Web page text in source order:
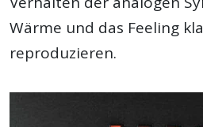
Wärme und das Feeling
reproduzieren.